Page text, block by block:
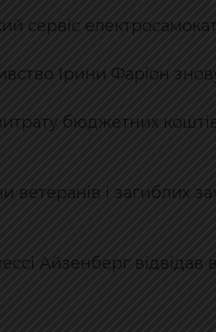
сервіс
Ірини Фаріон
бюджетних
ветеранів і загиблих
Айзенберг відвідав